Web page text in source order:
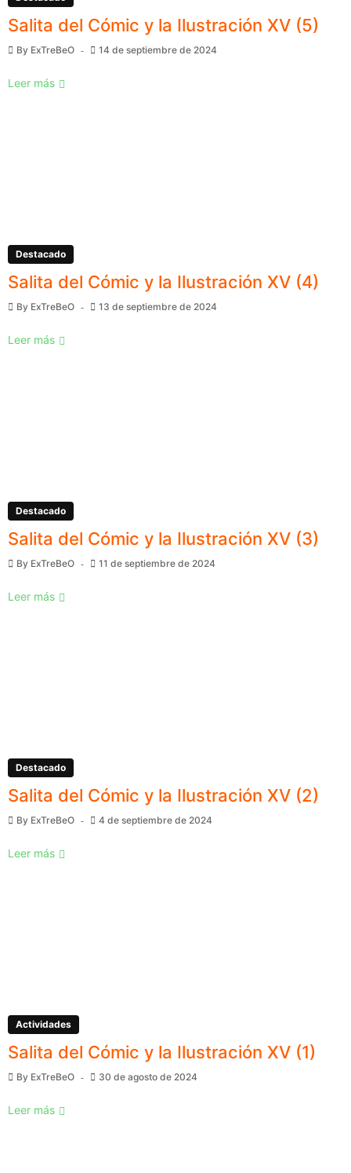
Salita del Cómic y la Ilustración XV (5)
By ExTreBeO 14 de septiembre de 2024
Leer más
Destacado
Salita del Cómic y la Ilustración XV (4)
By ExTreBeO 13 de septiembre de 2024
Leer más
Destacado
Salita del Cómic y la Ilustración XV (3)
By ExTreBeO 11 de septiembre de 2024
Leer más
Destacado
Salita del Cómic y la Ilustración XV (2)
By ExTreBeO 4 de septiembre de 2024
Leer más
Actividades
Salita del Cómic y la Ilustración XV (1)
By ExTreBeO 30 de agosto de 2024
Leer más